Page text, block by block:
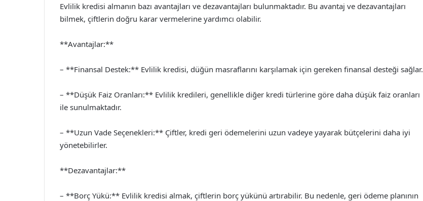
Evlilik kredisi almanın bazı avantajları ve dezavantajları bulunmaktadır. Bu avantaj ve dezavantajları
bilmek, çiftlerin doğru karar vermelerine yardımcı olabilir.
**Avantajlar:**
– **Finansal Destek:** Evlilik kredisi, düğün masraflarını karşılamak için gereken finansal desteği sağlar.
– **Düşük Faiz Oranları:** Evlilik kredileri, genellikle diğer kredi türlerine göre daha düşük faiz oranları
ile sunulmaktadır.
– **Uzun Vade Seçenekleri:** Çiftler, kredi geri ödemelerini uzun vadeye yayarak bütçelerini daha iyi
yönetebilirler.
**Dezavantajlar:**
– **Borç Yükü:** Evlilik kredisi almak, çiftlerin borç yükünü artırabilir. Bu nedenle, geri ödeme planının